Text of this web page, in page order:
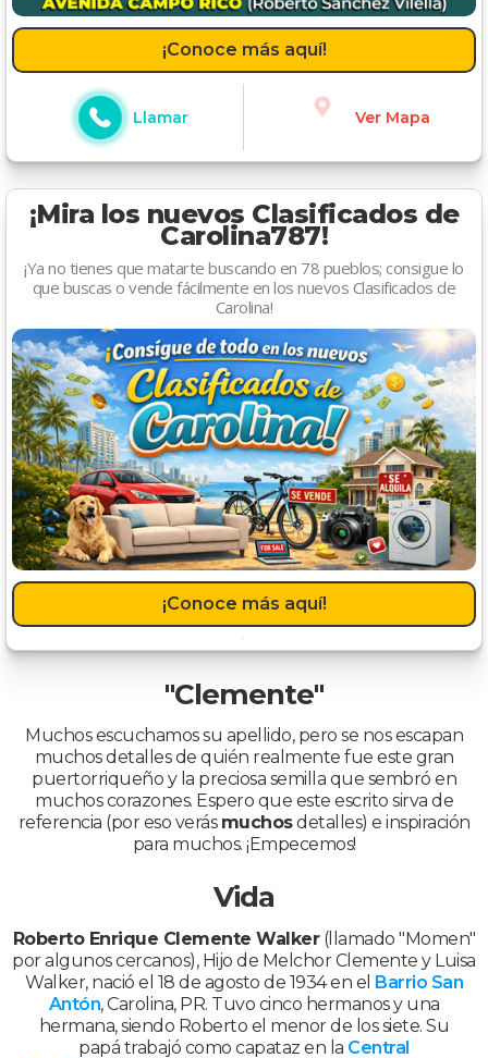
¡Conoce más aquí!
Llamar Ver Mapa
¡Mira los nuevos Clasificados de
Carolina787!
¡Ya no tienes que matarte buscando en 78 pueblos; consigue lo
que buscas o vende fácilmente en los nuevos Clasificados de
Carolina!
¡Conoce más aquí!
"Clemente"
Muchos escuchamos su apellido, pero se nos escapan
muchos detalles de quién realmente fue este gran
puertorriqueño y la preciosa semilla que sembró en
muchos corazones. Espero que este escrito sirva de
referencia (por eso verás muchosdetalles) e inspiración
para muchos. ¡Empecemos!
Vida
Roberto Enrique Clemente Walker(llamado "Momen"
por algunos cercanos), Hijo de Melchor Clemente y Luisa
Walker, nació el 18 de agosto de 1934 en el Barrio San
Antón, Carolina, PR. Tuvo cinco hermanos y una
hermana, siendo Roberto el menor de los siete. Su
papá trabajó como capataz en la Central